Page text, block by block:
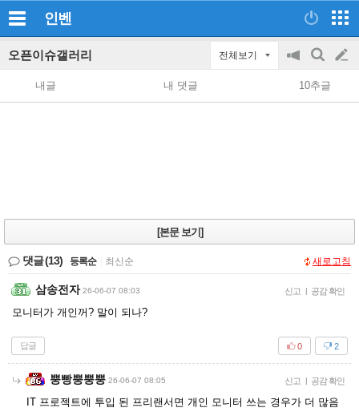
인벤
오픈이슈갤러리 전체보기
공
지
on/off
검
색
글
쓰
내글 내 댓글 10추글
[본문 보기]
댓글(13) 등록순 최신순 새로고침
삼송전자 26-06-07 08:03 신고 | 공감 확인
모니터가 개인꺼? 말이 되나?
답글 2
0
뿡빵뿡뿡뿡 26-06-07 08:05 신고 | 공감 확인
IT 프로젝트에 투입 된 프리랜서면 개인 모니터 쓰는 경우가 더 많음